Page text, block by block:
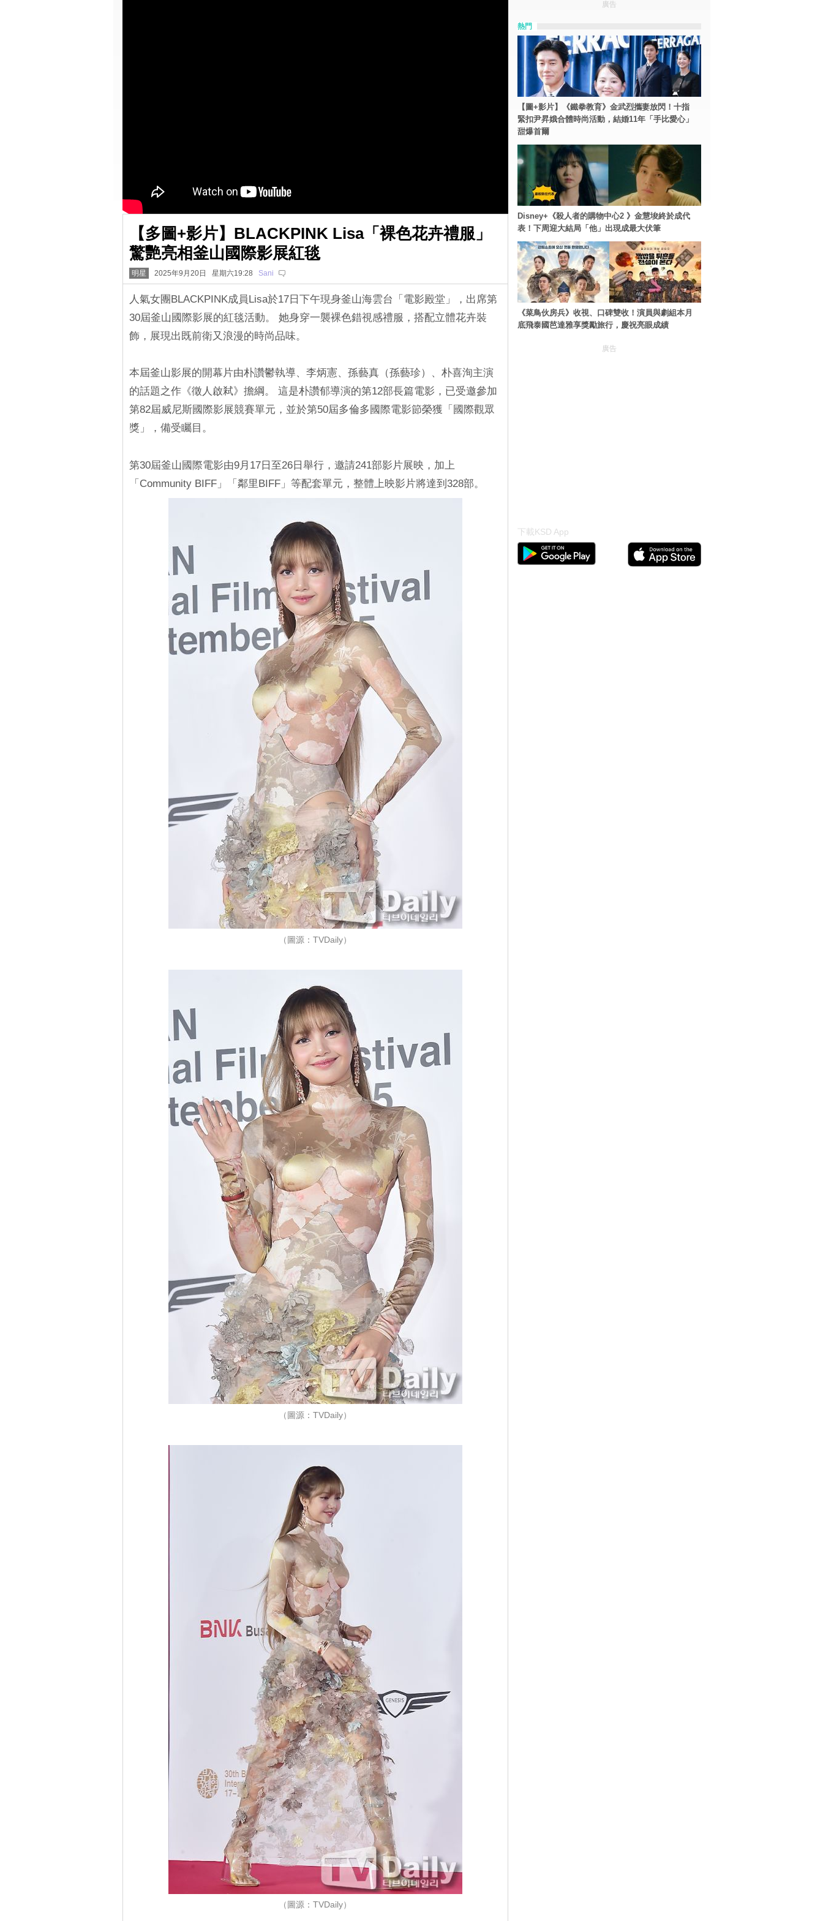
【多圖+影片】BLACKPINK Lisa「裸色花卉禮服」
驚艷亮相釜山國際影展紅毯
明星 2025年9月20日 星期六19:28 Sani
人氣女團BLACKPINK成員Lisa於17日下午現身釜山海雲台「電影殿堂」，出席第
30屆釜山國際影展的紅毯活動。 她身穿一襲裸色錯視感禮服，搭配立體花卉裝
飾，展現出既前衛又浪漫的時尚品味。
本屆釜山影展的開幕片由朴讚鬱執導、李炳憲、孫藝真（孫藝珍）、朴喜洵主演
的話題之作《徵人啟弒》擔綱。 這是朴讚郁導演的第12部長篇電影，已受邀參加
第82屆威尼斯國際影展競賽單元，並於第50屆多倫多國際電影節榮獲「國際觀眾
獎」，備受矚目。
第30屆釜山國際電影由9月17日至26日舉行，邀請241部影片展映，加上
「Community BIFF」「鄰里BIFF」等配套單元，整體上映影片將達到328部。
（圖源：TVDaily）
（圖源：TVDaily）
（圖源：TVDaily）
廣告
熱門
【圖+影片】《鐵拳教育》金武烈攜妻放閃！十指
緊扣尹昇娥合體時尚活動，結婚11年「手比愛心」
甜爆首爾
Disney+《殺人者的購物中心2 》金慧埈終於成代
表！下周迎大結局「他」出現成最大伏筆
《菜鳥伙房兵》收視、口碑雙收！演員與劇組本月
底飛泰國芭達雅享獎勵旅行，慶祝亮眼成績
廣告
下載KSD App